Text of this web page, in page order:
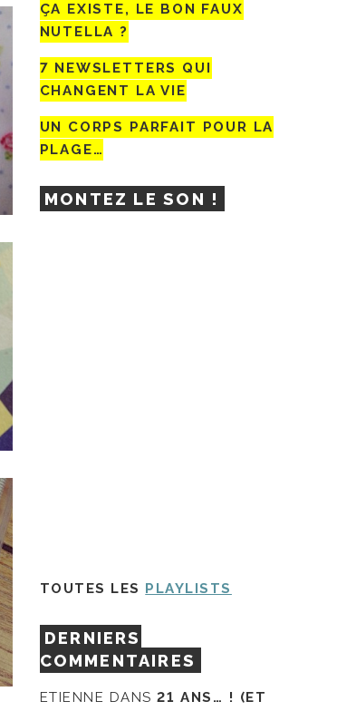
ÇA EXISTE, LE BON FAUX
NUTELLA ?
7 NEWSLETTERS QUI
CHANGENT LA VIE
UN CORPS PARFAIT POUR LA
PLAGE…
MONTEZ LE SON !
TOUTES LES PLAYLISTS
DERNIERS
COMMENTAIRES
ETIENNE DANS21 ANS… ! (ET